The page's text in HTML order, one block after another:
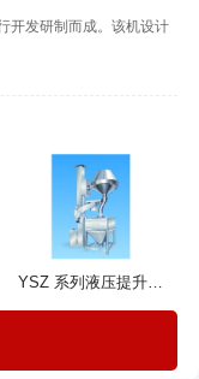
开发研制而成。该机设计
YSZ 系列液压提升整粒机